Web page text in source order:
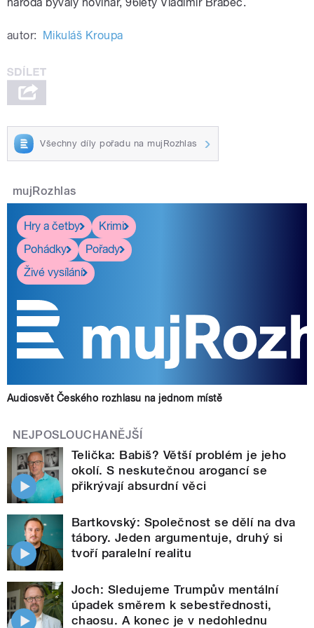
národa bývalý novinář, 96letý Vladimír Brabec.
autor: Mikuláš Kroupa
Všechny díly pořadu na mujRozhlas
mujRozhlas
Hry a četby
Krimi
Pohádky
Pořady
Živé vysílání
Audiosvět Českého rozhlasu na jednom místě
NEJPOSLOUCHANĚJŠÍ
Telička: Babiš? Větší problém je jeho
okolí. S neskutečnou arogancí se
přikrývají absurdní věci
Bartkovský: Společnost se dělí na dva
tábory. Jeden argumentuje, druhý si
tvoří paralelní realitu
Joch: Sledujeme Trumpův mentální
úpadek směrem k sebestřednosti,
chaosu. A konec je v nedohlednu